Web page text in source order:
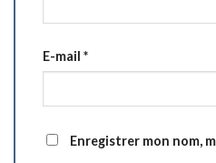
E-mail *
Enregistrer mon nom,